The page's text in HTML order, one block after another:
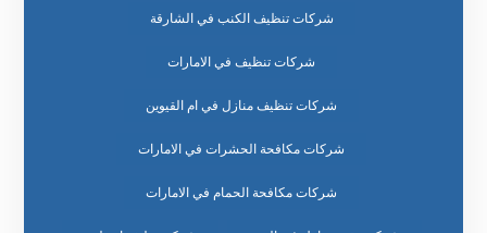
شركات تنظيف الكنب في الشارقة
شركات تنظيف في الامارات
شركات تنظيف منازل في ام القيوين
شركات مكافحة الحشرات في الامارات
شركات مكافحة الحمام في الامارات